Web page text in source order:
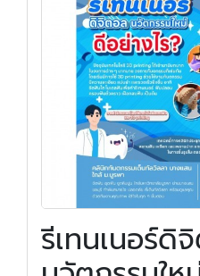
รีเทนเนอร์ดิ